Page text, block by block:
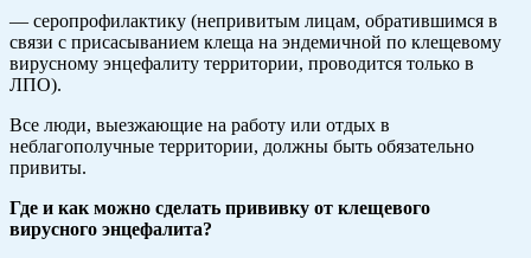
— серопрофилактику (непривитым лицам, обратившимся в
связи с присасыванием клеща на эндемичной по клещевому
вирусному энцефалиту территории, проводится только в
ЛПО).
Все люди, выезжающие на работу или отдых в
неблагополучные территории, должны быть обязательно
привиты.
Где и как можно сделать прививку от клещевого
вирусного энцефалита?